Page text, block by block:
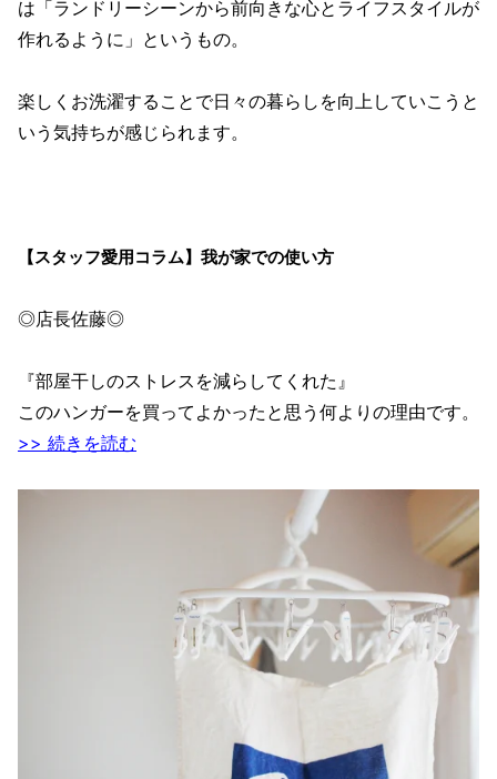
は「ランドリーシーンから前向きな心とライフスタイルが
作れるように」というもの。
楽しくお洗濯することで日々の暮らしを向上していこうと
いう気持ちが感じられます。
【スタッフ愛用コラム】我が家での使い方
◎店長佐藤◎
『部屋干しのストレスを減らしてくれた』
このハンガーを買ってよかったと思う何よりの理由です。
>> 続きを読む